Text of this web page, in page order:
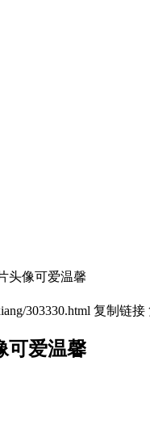
头像可爱温馨
303330.html 复制链接
可爱温馨